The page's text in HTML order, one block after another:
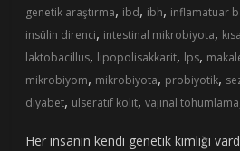
genetik araştırma, ibd, ibh, inflamatuar
insülin direnci, intestinal mikrobiyota,
laktobacillus, lipopolisakkarit, lps,
mikrobiyom, mikrobiyota, probiyotik,
diyabet, ülseratif kolit,vajinal tohumlama
Her insanın kendi genetik kimliği